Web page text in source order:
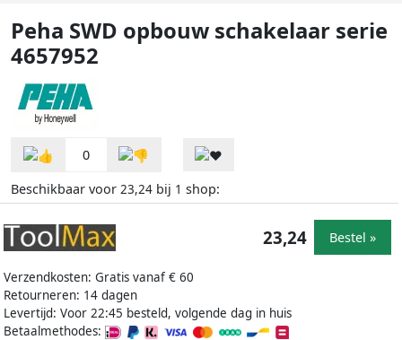
Peha SWD opbouw schakelaar serie
4657952
0
Beschikbaar voor 23,24 bij 1 shop:
Verzendkosten: Gratis vanaf € 60
Retourneren: 14 dagen
Levertijd: Voor 22:45 besteld, volgende dag in huis
Betaalmethodes:
23,24 Bestel »